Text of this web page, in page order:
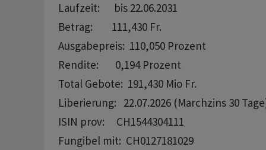
Laufzeit:      bis 22.06.2031
Betrag:        111,430 Fr.
Ausgabepreis:  110,050 Prozent
Rendite:       0,194 Prozent
Total Gebote:  191,430 Mio Fr.
Liberierung:   22.07.2026 (Marchzins 30
ISIN prov:     CH1544304111
Fungibel mit:  CH0127181029